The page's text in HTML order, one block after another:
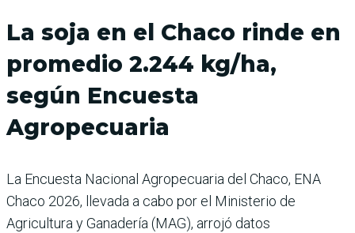
La soja en el Chaco rinde en
promedio 2.244 kg/ha,
según Encuesta
Agropecuaria
La Encuesta Nacional Agropecuaria del Chaco, ENA
Chaco 2026, llevada a cabo por el Ministerio de
Agricultura y Ganadería (MAG), arrojó datos